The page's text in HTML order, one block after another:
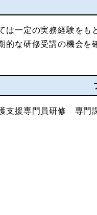
は一定の実務経験を
的な研修受講の機会
支援専門員研修 専門